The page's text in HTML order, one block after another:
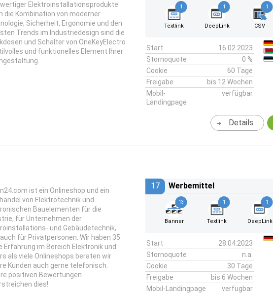
Elektroinstallationsprodukte.
die Kombination von moderner
Sicherheit, Ergonomie und den
Trends im Industriedesign sind die
und Schalter von OneKeyElectro
und funktionelles Element Ihrer
1
Textlink
1
DeepLink
1
CSV
Start
16.02.2023
Stornoquote
0 %
Cookie
60 Tage
Freigabe
bis 12 Wochen
Mobil-
Landingpage
verfügbar
Details
ist ein Onlineshop und ein
von Elektrotechnik und
Bauelementen für die
für Unternehmen der
und Gebäudetechnik,
für Privatpersonen. Wir haben 35
Erfahrung im Bereich Elektronik und
als viele Onlineshops beraten wir
Kunden auch gerne telefonisch.
positiven Bewertungen
dies!
17 Werbemittel
13
Banner
1
Textlink
1
DeepLink
Start
28.04.2023
Stornoquote
n.a.
Cookie
30 Tage
Freigabe
bis 6 Wochen
Mobil-Landingpage
verfügbar